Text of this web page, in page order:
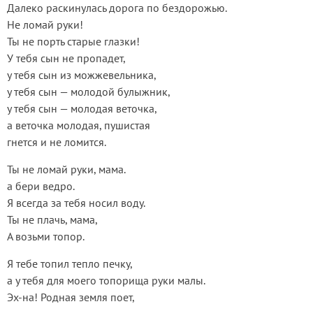
Далеко раскинулась дорога по бездорожью.
Не ломай руки!
Ты не порть старые глазки!
У тебя сын не пропадет,
у тебя сын из можжевельника,
у тебя сын — молодой булыжник,
у тебя сын — молодая веточка,
а веточка молодая, пушистая
гнется и не ломится.
Ты не ломай руки, мама.
а бери ведро.
Я всегда за тебя носил воду.
Ты не плачь, мама,
А возьми топор.
Я тебе топил тепло печку,
а у тебя для моего топорища руки малы.
Эх-на! Родная земля поет,